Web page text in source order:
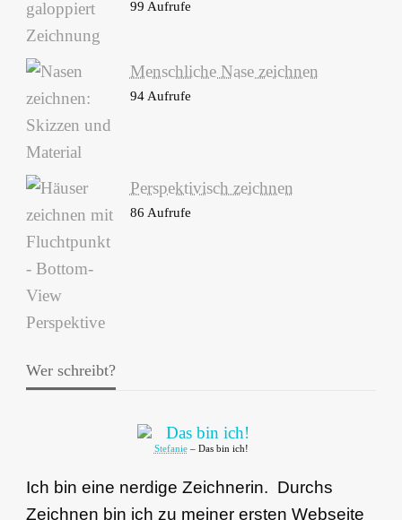
99 Aufrufe
Menschliche Nase zeichnen
94 Aufrufe
Perspektivisch zeichnen
86 Aufrufe
Wer schreibt?
Stefanie– Das bin ich!
Ich bin eine nerdige Zeichnerin. Durchs
Zeichnen bin ich zu meiner ersten Webseite